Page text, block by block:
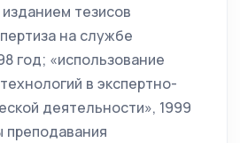
тезисов
на службе
год; «использование
в экспертно-
деятельности», 1999
преподавания